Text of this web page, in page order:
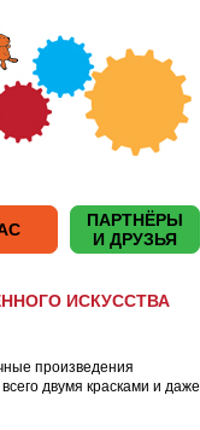
ПАРТНЁРЫ
И ДРУЗЬЯ
ИСКУССТВА
произведения
двумя красками и даже